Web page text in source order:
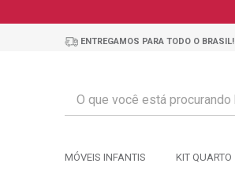
ENTREGAMOS PARA TODO O BRASIL!
MÓVEIS INFANTIS KIT QUARTO